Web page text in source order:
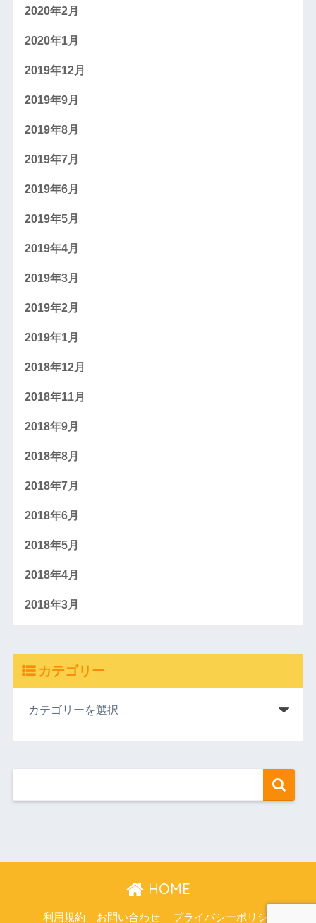
2020年2月
2020年1月
2019年12月
2019年9月
2019年8月
2019年7月
2019年6月
2019年5月
2019年4月
2019年3月
2019年2月
2019年1月
2018年12月
2018年11月
2018年9月
2018年8月
2018年7月
2018年6月
2018年5月
2018年4月
2018年3月
カテゴリー
HOME
利用規約 お問い合わせ プライバシーポリシー